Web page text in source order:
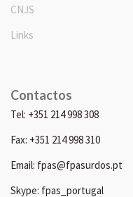
CNJS
Links
Contactos
Tel: +351 214 998 308
Fax: +351 214 998 310
Email: fpas@fpasurdos.pt
Skype: fpas_portugal